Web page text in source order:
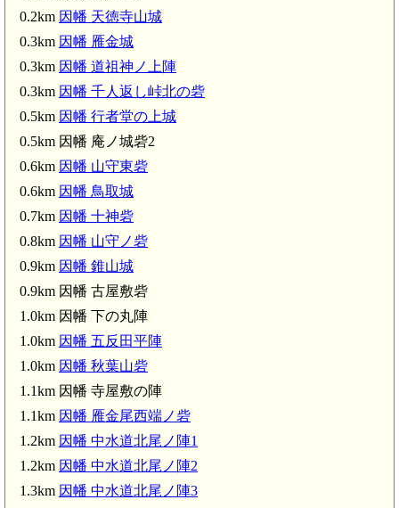
鳥取駅(2.5km)
0.2km 因幡 天徳寺山城
0.3km 因幡 雁金城
0.3km 因幡 道祖神ノ上陣
0.3km 因幡 千人返し峠北の砦
0.5km 因幡 行者堂の上城
0.5km 因幡 庵ノ城砦2
0.6km 因幡 山守東砦
0.6km 因幡 鳥取城
0.7km 因幡 十神砦
0.8km 因幡 山守ノ砦
0.9km 因幡 錐山城
0.9km 因幡 古屋敷砦
1.0km 因幡 下の丸陣
1.0km 因幡 五反田平陣
1.0km 因幡 秋葉山砦
1.1km 因幡 寺屋敷の陣
1.1km 因幡 雁金尾西端ノ砦
1.2km 因幡 中水道北尾ノ陣1
1.2km 因幡 中水道北尾ノ陣2
1.3km 因幡 中水道北尾ノ陣3